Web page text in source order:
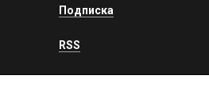
Подписка
RSS